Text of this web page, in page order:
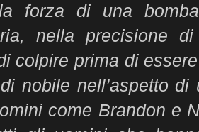
forza di una
nella precisione
colpire prima di
nobile nell’aspetto
come Brandon e